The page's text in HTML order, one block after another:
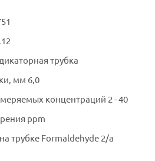
трубка
мм 6,0
концентраций 2 - 40
ppm
трубке Formaldehyde 2/a